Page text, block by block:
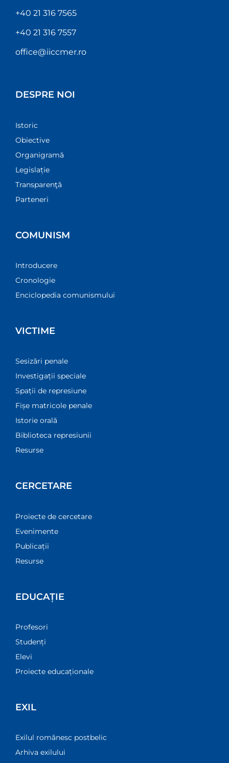
+40 21 316 7565
+40 21 316 7557
office@iiccmer.ro
DESPRE NOI
Istoric
Obiective
Organigramă
Legislație
Transparenţă
Parteneri
COMUNISM
Introducere
Cronologie
Enciclopedia comunismului
VICTIME
Sesizări penale
Investigații speciale
Spații de represiune
Fișe matricole penale
Istorie orală
Biblioteca represiunii
Resurse
CERCETARE
Proiecte de cercetare
Evenimente
Publicații
Resurse
EDUCAȚIE
Profesori
Studenți
Elevi
Proiecte educaționale
EXIL
Exilul românesc postbelic
Arhiva exilului